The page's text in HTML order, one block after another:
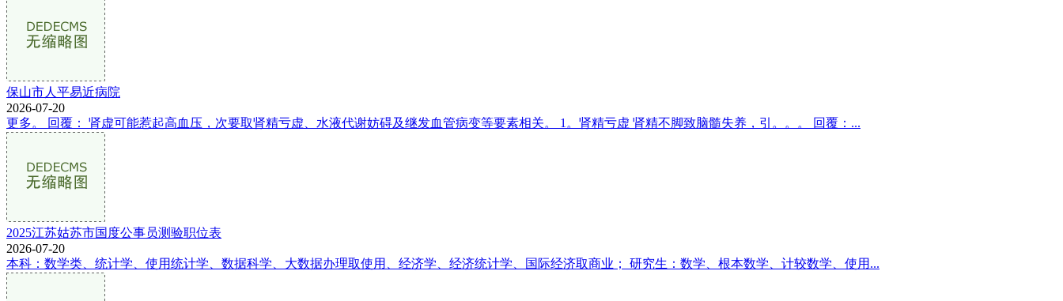
保山市人平易近病院
2026-07-20
更多。 回覆： 肾虚可能惹起高血压，次要取肾精亏虚、水液代谢妨碍及继发血管病变等要素相关。 1。肾精亏虚 肾精不脚致脑髓失养，引。。。 回覆：...
2025江苏姑苏市国度公事员测验职位表
2026-07-20
本科：数学类、统计学、使用统计学、数据科学、大数据办理取使用、经济学、经济统计学、国际经济取商业； 研究生：数学、根本数学、计较数学、使用...